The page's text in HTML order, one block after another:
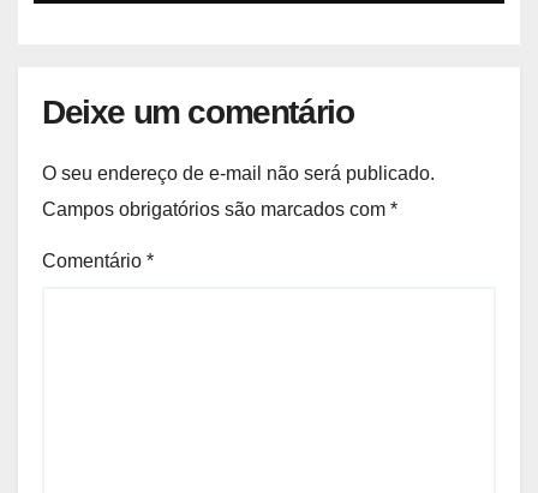
Deixe um comentário
O seu endereço de e-mail não será publicado.
Campos obrigatórios são marcados com *
Comentário *